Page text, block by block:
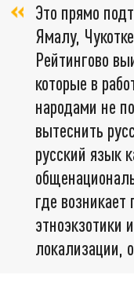
Это прямо
Ямалу,
Рейтингово
которые в
народами не
вытеснить
русский язык
где возникает
этноэкзотики
локализации,